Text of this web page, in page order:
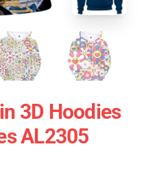
3D Hoodies
AL2305